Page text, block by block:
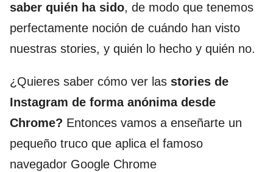
saber quién ha sido, de modo que tenemos
perfectamente noción de cuándo han visto
nuestras stories, y quién lo hecho y quién no.
¿Quieres saber cómo ver las stories de
Instagram de forma anónima desde
Chrome? Entonces vamos a enseñarte un
pequeño truco que aplica el famoso
navegador Google Chrome